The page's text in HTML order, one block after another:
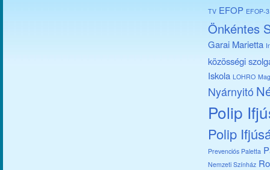
TV EFOP EFOP-
Önkéntes
Garai Marietta
közösségi
Iskola LOHRO
Nyárnyitó
Polip
Polip
Prevenciós Paletta
Nemzeti Színház